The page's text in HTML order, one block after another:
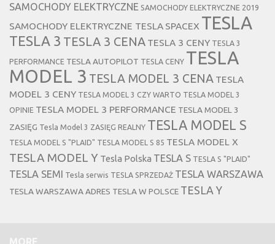
SAMOCHODY ELEKTRYCZNE SAMOCHODY ELEKTRYCZNE 2019
SAMOCHODY ELEKTRYCZNE TESLA SPACEX TESLA
TESLA 3 TESLA 3 CENA TESLA 3 CENY TESLA 3
PERFORMANCE TESLA AUTOPILOT TESLA CENY TESLA
MODEL 3 TESLA MODEL 3 CENA TESLA
MODEL 3 CENY TESLA MODEL 3 CZY WARTO TESLA MODEL 3
OPINIE TESLA MODEL 3 PERFORMANCE TESLA MODEL 3
ZASIĘG Tesla Model 3 ZASIĘG REALNY TESLA MODEL S
TESLA MODEL S "PLAID" TESLA MODEL S 85 TESLA MODEL X
TESLA MODEL Y Tesla Polska TESLA S TESLA S "PLAID"
TESLA SEMI Tesla serwis TESLA SPRZEDAŻ TESLA WARSZAWA
TESLA WARSZAWA ADRES TESLA W POLSCE TESLA Y
MORE